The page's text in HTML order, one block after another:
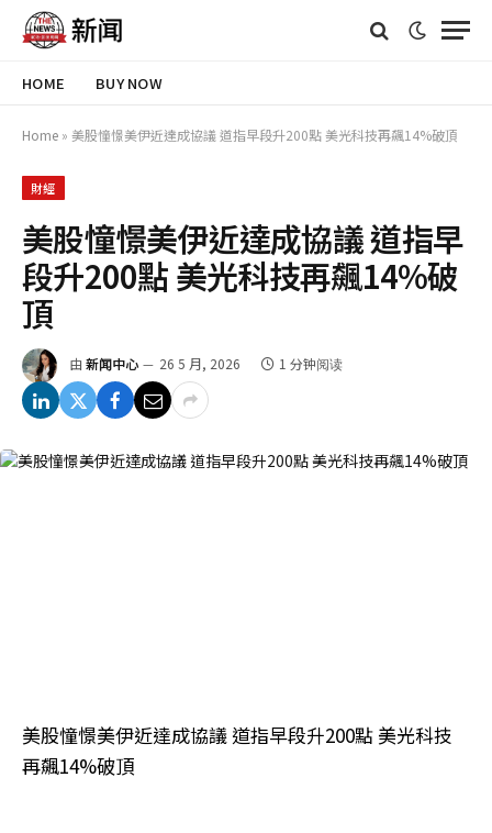
HOME BUY NOW
Home » 美股憧憬美伊近達成協議 道指早段升200點 美光科技再飆14%破頂
財經
美股憧憬美伊近達成協議 道指早
段升200點 美光科技再飆14%破
頂
由 新闻中心 26 5 月, 2026 1 分钟阅读
美股憧憬美伊近達成協議 道指早段升200點 美光科技
再飆14%破頂